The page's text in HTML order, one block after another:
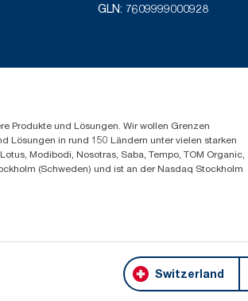
GLN: 7609999000928
Produkte und Lösungen. Wir wollen Grenzen
Lösungen in rund 150 Ländern unter vielen starken
Modibodi, Nosotras, Saba, Tempo, TOM Organic,
(Schweden) und ist an der Nasdaq Stockholm
Switzerland